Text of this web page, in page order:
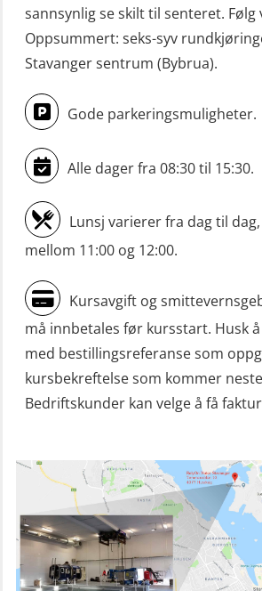
Livbåtfører
repetisjon (OSE106)
Livbåtfører sliskelivbåt
(OSE1301)
grunnleggende (OSE129)
Mann-Over-Bord
båt m/mørkekjøring –
(OSE114)
Mann-Over-Bord
båt m/mørkekjøring –
(OSE151)
Mann-Over-Bord
båt u/mørkekjøring –
Mann-Over-Bord liten
u/mørkekjøring –
Mørkekjøring-modul for
Bord (hurtiggående)
(OSE1001)
sannsynlig se skilt til senteret. Følg
Oppsummert: seks-syv
Stavanger sentrum (Bybrua).
Gode parkeringsmuligheter.
Alle dager fra 08:30 til 15:30.
Lunsj varierer fra dag til
mellom 11:00 og 12:00.
Kursavgift og
må innbetales før kursstart. Husk
med bestillingsreferanse som
kursbekreftelse som kommer
Bedriftskunder kan velge å få